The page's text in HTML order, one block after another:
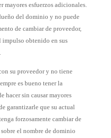
mayores esfuerzos adicionales.
del dominio y no puede
de cambiar de proveedor,
impulso obtenido en sus
su proveedor y no tiene
es bueno tener la
hacer sin causar mayores
garantizarle que su actual
forzosamente cambiar de
el nombre de dominio